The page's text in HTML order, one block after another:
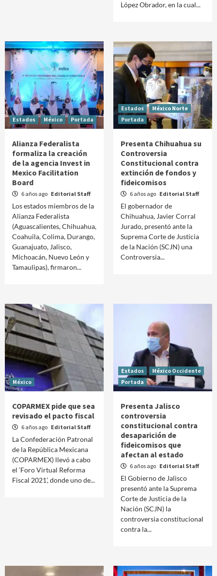
López Obrador, en la cual...
Estados México Portada
Alianza Federalista
formaliza la creación
de la agencia Invest in
Mexico Facilitation
Board
6 años ago Editorial Staff
Los estados miembros de la
Alianza Federalista
(Aguascalientes, Chihuahua,
Coahuila, Colima, Durango,
Guanajuato, Jalisco,
Michoacán, Nuevo León y
Tamaulipas), firmaron...
Estados
México Norte
Portada
Presenta Chihuahua su
Controversia
Constitucional contra
extinción de fondos y
fideicomisos
6 años ago Editorial Staff
El gobernador de
Chihuahua, Javier Corral
Jurado, presentó ante la
Suprema Corte de Justicia
de la Nación (SCJN) una
Controversia...
México
COPARMEX pide que sea
revisado el pacto fiscal
6 años ago Editorial Staff
La Confederación Patronal
de la República Mexicana
(COPARMEX) llevó a cabo
el ‘Foro Virtual Reforma
Fiscal 2021’, donde uno de...
Estados
México Occidente
Portada
Presenta Jalisco
controversia
constitucional contra
desaparición de
fideicomisos que
afectan al estado
6 años ago Editorial Staff
El Gobierno de Jalisco
presentó ante la Suprema
Corte de Justicia de la
Nación (SCJN) la
controversia constitucional
contra la...